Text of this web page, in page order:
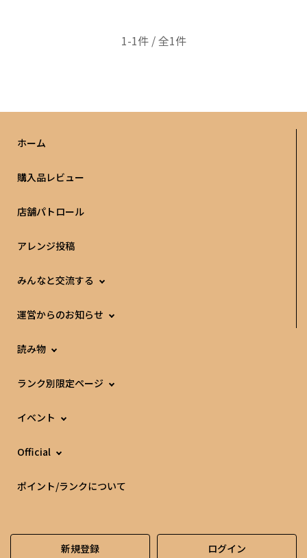
1-1件 / 全1件
ホーム
購入品レビュー
店舗パトロール
アレンジ投稿
みんなと交流する
運営からのお知らせ
読み物
ランク別限定ページ
イベント
Official
ポイント/ランクについて
新規登録 ログイン